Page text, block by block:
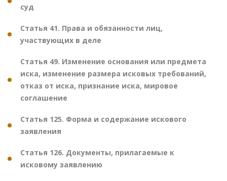
суд
Статья 41. Права и обязанности лиц,
участвующих в деле
Статья 49. Изменение основания или предмета
иска, изменение размера исковых требований,
отказ от иска, признание иска, мировое
соглашение
Статья 125. Форма и содержание искового
заявления
Статья 126. Документы, прилагаемые к
исковому заявлению